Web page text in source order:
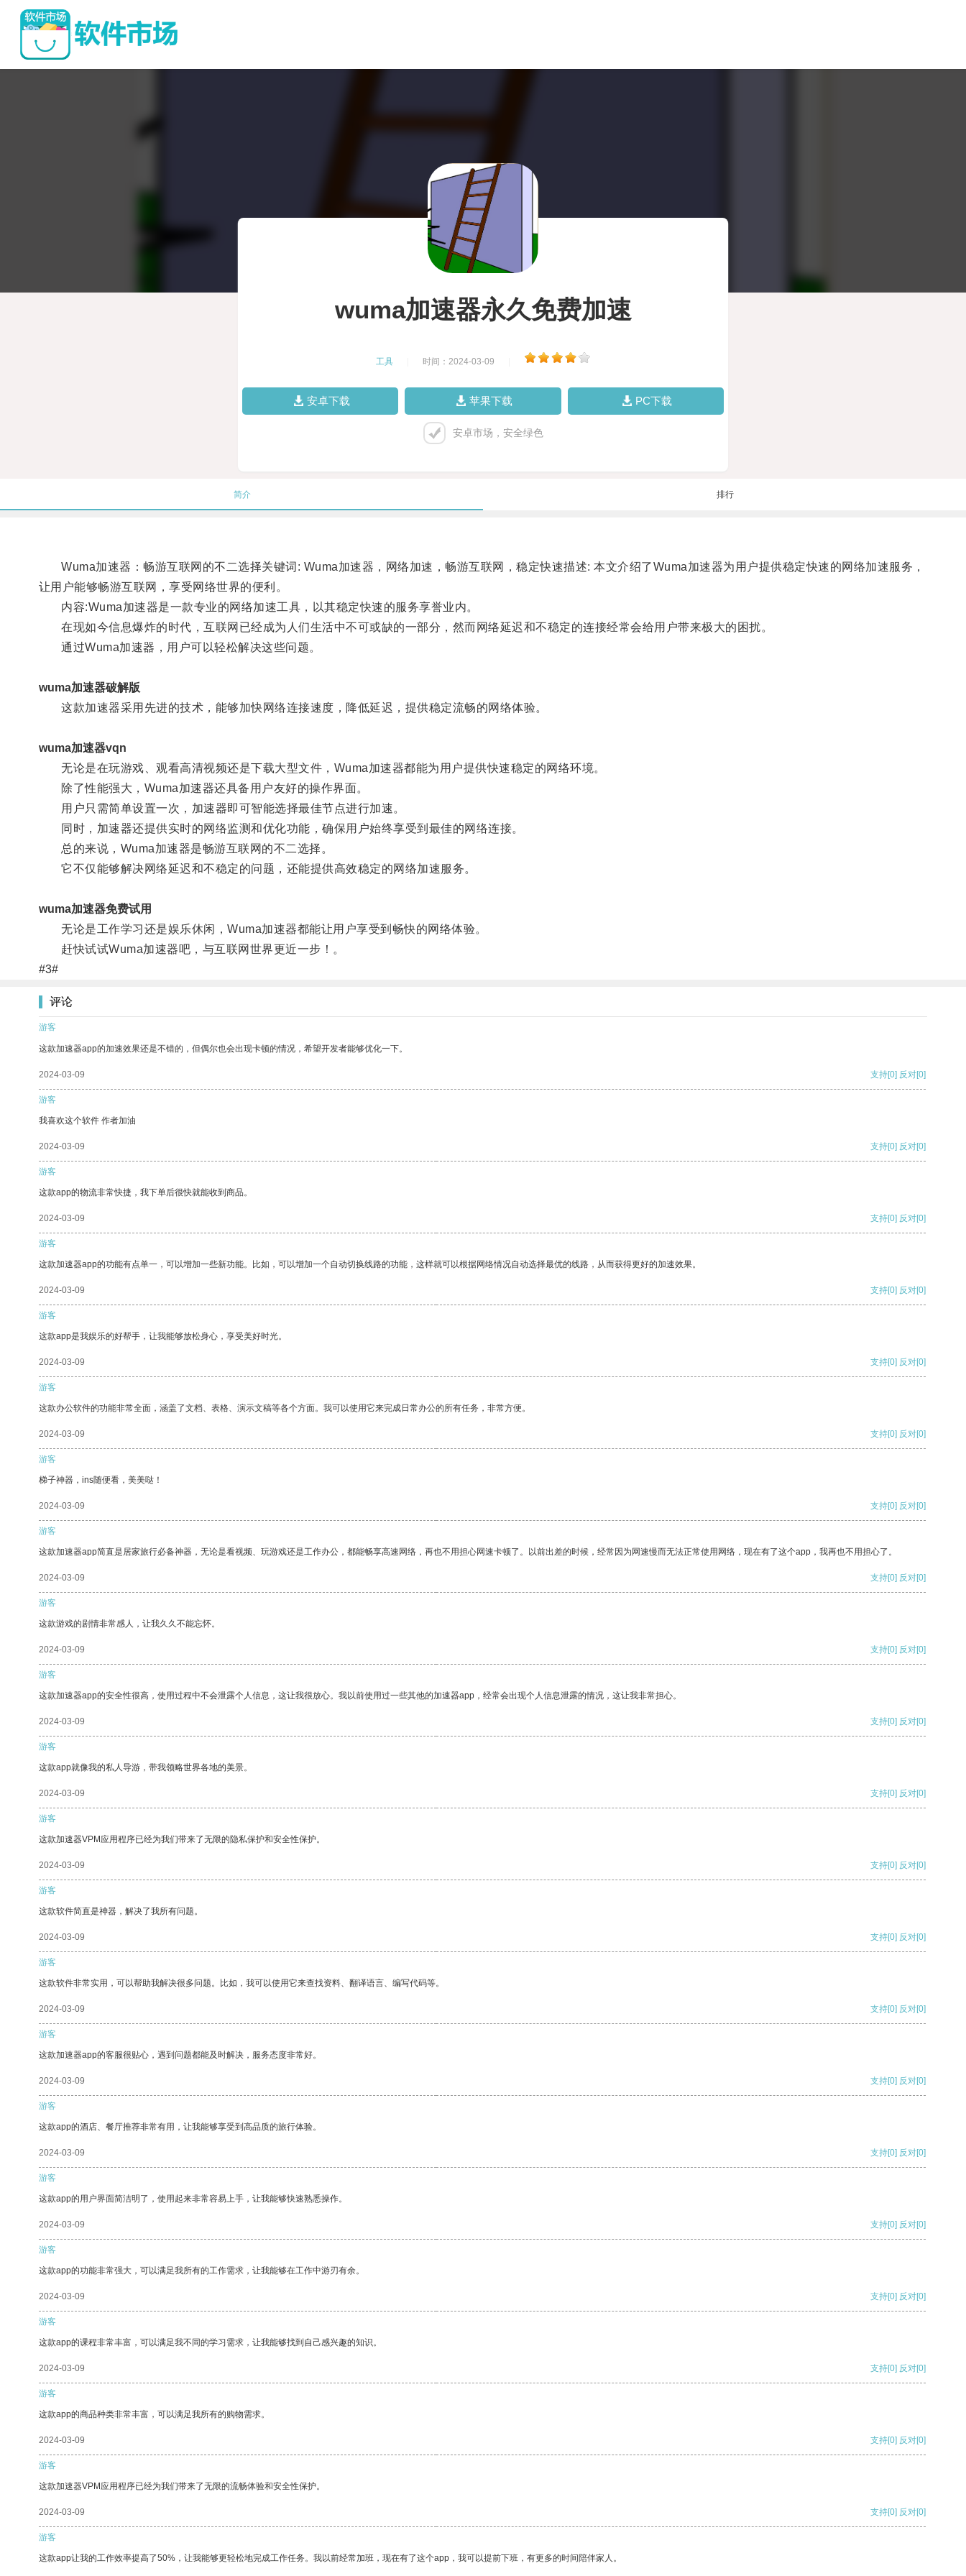
wuma加速器永久免费加速
工具 时间：2024-03-09
安卓下载 苹果下载 PC下载
安卓市场，安全绿色
简介 排行
Wuma加速器：畅游互联网的不二选择关键词: Wuma加速器，网络加速，畅游互联网，稳定快速描述: 本文介绍了Wuma加速器为用户提供稳定快速的网络加速服务，
让用户能够畅游互联网，享受网络世界的便利。
内容:Wuma加速器是一款专业的网络加速工具，以其稳定快速的服务享誉业内。
在现如今信息爆炸的时代，互联网已经成为人们生活中不可或缺的一部分，然而网络延迟和不稳定的连接经常会给用户带来极大的困扰。
通过Wuma加速器，用户可以轻松解决这些问题。
wuma加速器破解版
这款加速器采用先进的技术，能够加快网络连接速度，降低延迟，提供稳定流畅的网络体验。
wuma加速器vqn
无论是在玩游戏、观看高清视频还是下载大型文件，Wuma加速器都能为用户提供快速稳定的网络环境。
除了性能强大，Wuma加速器还具备用户友好的操作界面。
用户只需简单设置一次，加速器即可智能选择最佳节点进行加速。
同时，加速器还提供实时的网络监测和优化功能，确保用户始终享受到最佳的网络连接。
总的来说，Wuma加速器是畅游互联网的不二选择。
它不仅能够解决网络延迟和不稳定的问题，还能提供高效稳定的网络加速服务。
wuma加速器免费试用
无论是工作学习还是娱乐休闲，Wuma加速器都能让用户享受到畅快的网络体验。
赶快试试Wuma加速器吧，与互联网世界更近一步！。
#3#
评论
游客
这款加速器app的加速效果还是不错的，但偶尔也会出现卡顿的情况，希望开发者能够优化一下。
2024-03-09 支持[0] 反对[0]
游客
我喜欢这个软件 作者加油
2024-03-09 支持[0] 反对[0]
游客
这款app的物流非常快捷，我下单后很快就能收到商品。
2024-03-09 支持[0] 反对[0]
游客
这款加速器app的功能有点单一，可以增加一些新功能。比如，可以增加一个自动切换线路的功能，这样就可以根据网络情况自动选择最优的线路，从而获得更好的加速效果。
2024-03-09 支持[0] 反对[0]
游客
这款app是我娱乐的好帮手，让我能够放松身心，享受美好时光。
2024-03-09 支持[0] 反对[0]
游客
这款办公软件的功能非常全面，涵盖了文档、表格、演示文稿等各个方面。我可以使用它来完成日常办公的所有任务，非常方便。
2024-03-09 支持[0] 反对[0]
游客
梯子神器，ins随便看，美美哒！
2024-03-09 支持[0] 反对[0]
游客
这款加速器app简直是居家旅行必备神器，无论是看视频、玩游戏还是工作办公，都能畅享高速网络，再也不用担心网速卡顿了。以前出差的时候，经常因为网速慢而无法正常使用网络，现在有了这个app，我再也不用担心了。
2024-03-09 支持[0] 反对[0]
游客
这款游戏的剧情非常感人，让我久久不能忘怀。
2024-03-09 支持[0] 反对[0]
游客
这款加速器app的安全性很高，使用过程中不会泄露个人信息，这让我很放心。我以前使用过一些其他的加速器app，经常会出现个人信息泄露的情况，这让我非常担心。
2024-03-09 支持[0] 反对[0]
游客
这款app就像我的私人导游，带我领略世界各地的美景。
2024-03-09 支持[0] 反对[0]
游客
这款加速器VPM应用程序已经为我们带来了无限的隐私保护和安全性保护。
2024-03-09 支持[0] 反对[0]
游客
这款软件简直是神器，解决了我所有问题。
2024-03-09 支持[0] 反对[0]
游客
这款软件非常实用，可以帮助我解决很多问题。比如，我可以使用它来查找资料、翻译语言、编写代码等。
2024-03-09 支持[0] 反对[0]
游客
这款加速器app的客服很贴心，遇到问题都能及时解决，服务态度非常好。
2024-03-09 支持[0] 反对[0]
游客
这款app的酒店、餐厅推荐非常有用，让我能够享受到高品质的旅行体验。
2024-03-09 支持[0] 反对[0]
游客
这款app的用户界面简洁明了，使用起来非常容易上手，让我能够快速熟悉操作。
2024-03-09 支持[0] 反对[0]
游客
这款app的功能非常强大，可以满足我所有的工作需求，让我能够在工作中游刃有余。
2024-03-09 支持[0] 反对[0]
游客
这款app的课程非常丰富，可以满足我不同的学习需求，让我能够找到自己感兴趣的知识。
2024-03-09 支持[0] 反对[0]
游客
这款app的商品种类非常丰富，可以满足我所有的购物需求。
2024-03-09 支持[0] 反对[0]
游客
这款加速器VPM应用程序已经为我们带来了无限的流畅体验和安全性保护。
2024-03-09 支持[0] 反对[0]
游客
这款app让我的工作效率提高了50%，让我能够更轻松地完成工作任务。我以前经常加班，现在有了这个app，我可以提前下班，有更多的时间陪伴家人。